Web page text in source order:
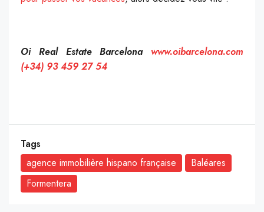
Oi Real Estate Barcelona
www.oibarcelona.com
(+34) 93 459 27 54
Tags
agence immobilière hispano française
Baléares
Formentera